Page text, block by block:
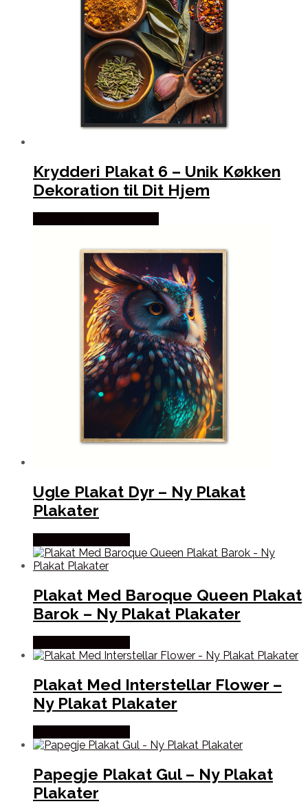
Krydderi Plakat 6 – Unik Køkken
Dekoration til Dit Hjem
Ugle Plakat Dyr – Ny Plakat
Plakater
Plakat Med Baroque Queen Plakat
Barok – Ny Plakat Plakater
Plakat Med Interstellar Flower –
Ny Plakat Plakater
Papegje Plakat Gul – Ny Plakat
Plakater